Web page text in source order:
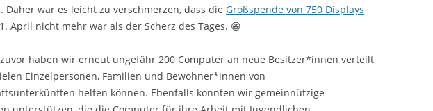
Daher war es leicht zu verschmerzen, dass die Großspende von 750 Displays
April nicht mehr war als der Scherz des Tages. 😁
haben wir erneut ungefähr 200 Computer an neue Besitzer*innen verteilt
Einzelpersonen, Familien und Bewohner*innen von
helfen können. Ebenfalls konnten wir gemeinnützige